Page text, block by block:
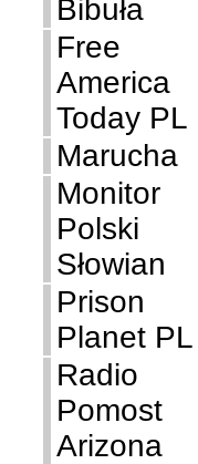
Bibuła
Free
America
Today PL
Marucha
Monitor
Polski
Słowian
Prison
Planet PL
Radio
Pomost
Arizona